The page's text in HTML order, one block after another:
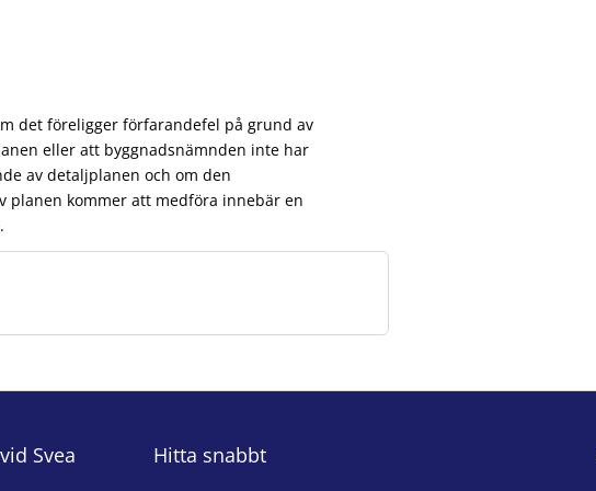
det föreligger förfarandefel på grund av
eller att byggnadsnämnden inte har
av detaljplanen och om den
planen kommer att medföra innebär en
Svea
Hitta snabbt